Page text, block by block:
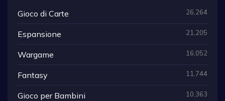
Gioco di Carte 26,264
Espansione 21,205
Wargame 16,052
Fantasy 11,744
Gioco per Bambini 10,363